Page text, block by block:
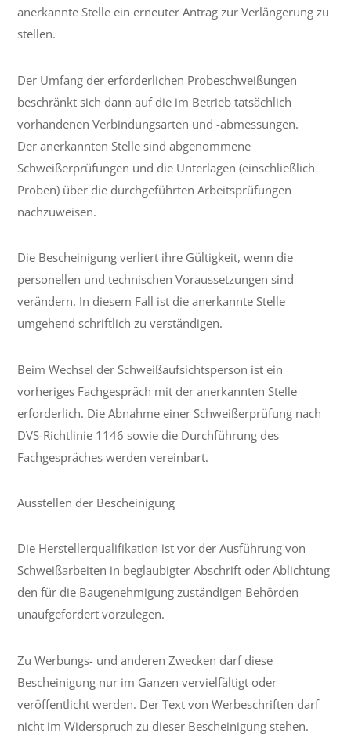
anerkannte Stelle ein erneuter Antrag zur Verlängerung zu
stellen.
Der Umfang der erforderlichen Probeschweißungen
beschränkt sich dann auf die im Betrieb tatsächlich
vorhandenen Verbindungsarten und -abmessungen.
Der anerkannten Stelle sind abgenommene
Schweißerprüfungen und die Unterlagen (einschließlich
Proben) über die durchgeführten Arbeitsprüfungen
nachzuweisen.
Die Bescheinigung verliert ihre Gültigkeit, wenn die
personellen und technischen Voraussetzungen sind
verändern. In diesem Fall ist die anerkannte Stelle
umgehend schriftlich zu verständigen.
Beim Wechsel der Schweißaufsichtsperson ist ein
vorheriges Fachgespräch mit der anerkannten Stelle
erforderlich. Die Abnahme einer Schweißerprüfung nach
DVS-Richtlinie 1146 sowie die Durchführung des
Fachgespräches werden vereinbart.
Ausstellen der Bescheinigung
Die Herstellerqualifikation ist vor der Ausführung von
Schweißarbeiten in beglaubigter Abschrift oder Ablichtung
den für die Baugenehmigung zuständigen Behörden
unaufgefordert vorzulegen.
Zu Werbungs- und anderen Zwecken darf diese
Bescheinigung nur im Ganzen vervielfältigt oder
veröffentlicht werden. Der Text von Werbeschriften darf
nicht im Widerspruch zu dieser Bescheinigung stehen.